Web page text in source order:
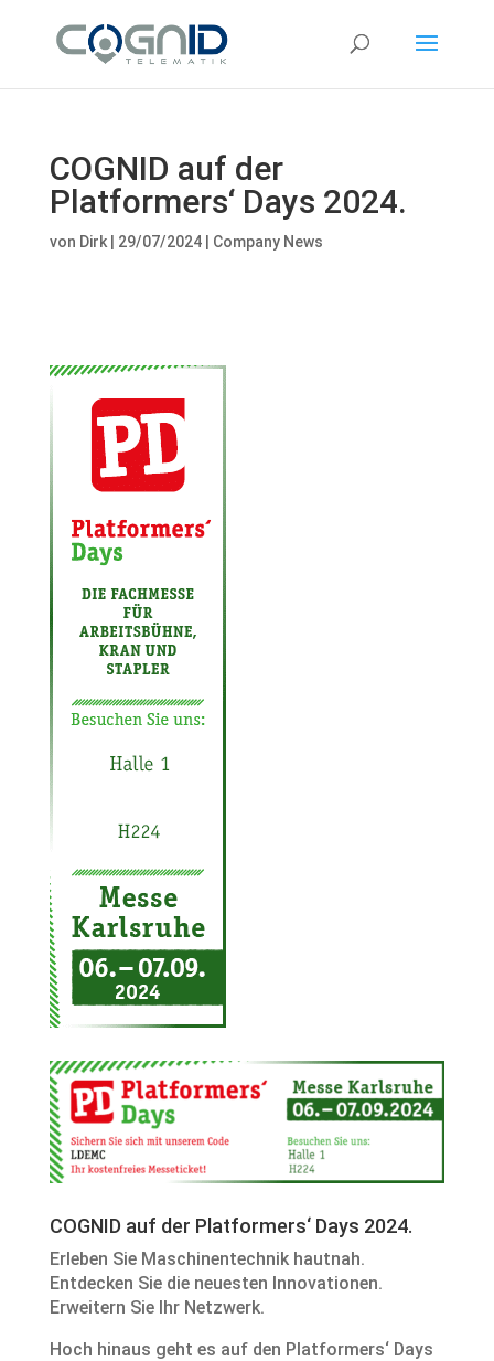
COGNID auf der
Platformers‘ Days 2024.
von Dirk| 29/07/2024| Company News
COGNID auf der Platformers‘ Days 2024.
Erleben Sie Maschinentechnik hautnah.
Entdecken Sie die neuesten Innovationen.
Erweitern Sie Ihr Netzwerk.
Hoch hinaus geht es auf den Platformers‘ Days